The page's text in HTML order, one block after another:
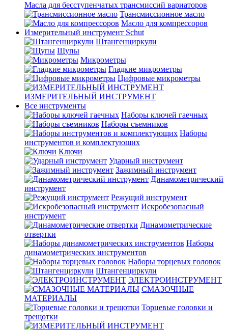
Масла для бесступенчатых трансмиссий вариаторов
Трансмиссионное масло
Масло для компрессоров
Измерительный инструмент Schut
Штангенциркули
Щупы
Микрометры
Гладкие микрометры
Цифровые микрометры
ИЗМЕРИТЕЛЬНЫЙ ИНСТРУМЕНТ
Все инструменты
Наборы ключей гаечных
Наборы съемников
Наборы
инструментов и комплектующих
Ключи
Ударный инструмент
Зажимный инструмент
Динамометрический
инструмент
Режущий инструмент
Искробезопасный
инструмент
Динамометрические
отвертки
Наборы
динамометрических инструментов
Наборы торцевых головок
Штангенциркули
ЭЛЕКТРОИНСТРУМЕНТ
СМАЗОЧНЫЕ
МАТЕРИАЛЫ
Торцевые головки и
трещотки